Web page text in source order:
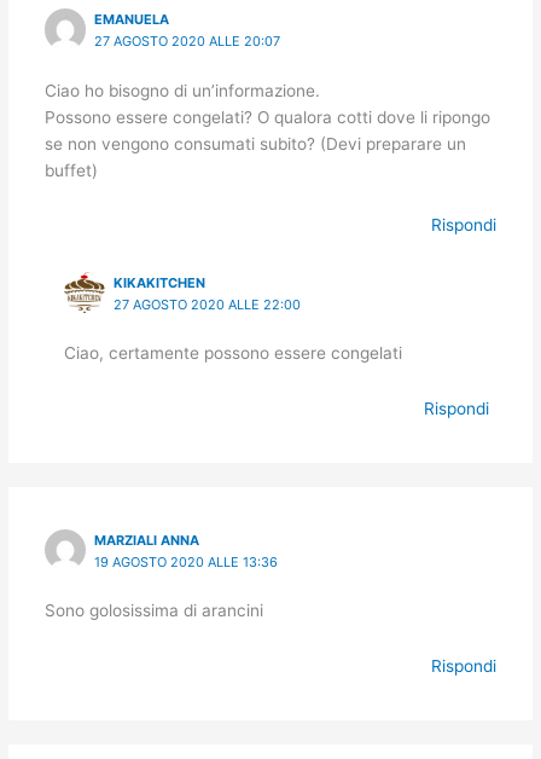
EMANUELA
27 AGOSTO 2020 ALLE 20:07
Ciao ho bisogno di un’informazione.
Possono essere congelati? O qualora cotti dove li ripongo
se non vengono consumati subito? (Devi preparare un
buffet)
Rispondi
KIKAKITCHEN
27 AGOSTO 2020 ALLE 22:00
Ciao, certamente possono essere congelati
Rispondi
MARZIALI ANNA
19 AGOSTO 2020 ALLE 13:36
Sono golosissima di arancini
Rispondi